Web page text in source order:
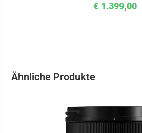
€ 1.399,00
Ähnliche Produkte